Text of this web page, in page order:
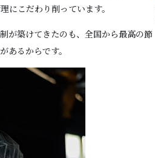
にこだわり削っています。
が築けてきたのも、全国から最高の節
あるからです。